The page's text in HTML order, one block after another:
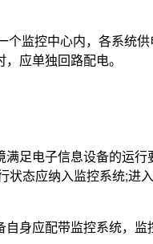
监控中心内，各系统
应单独回路配电。
足电子信息设备的运
态应纳入监控系统;进
身应配带监控系统，